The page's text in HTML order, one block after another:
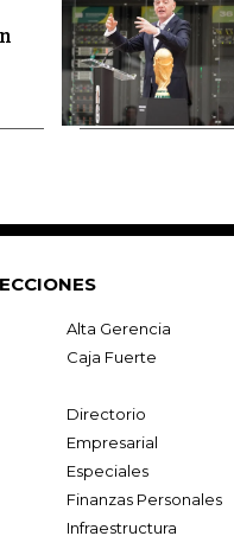
Alta Gerencia
Caja Fuerte
Directorio
Empresarial
Especiales
Finanzas Personales
Infraestructura